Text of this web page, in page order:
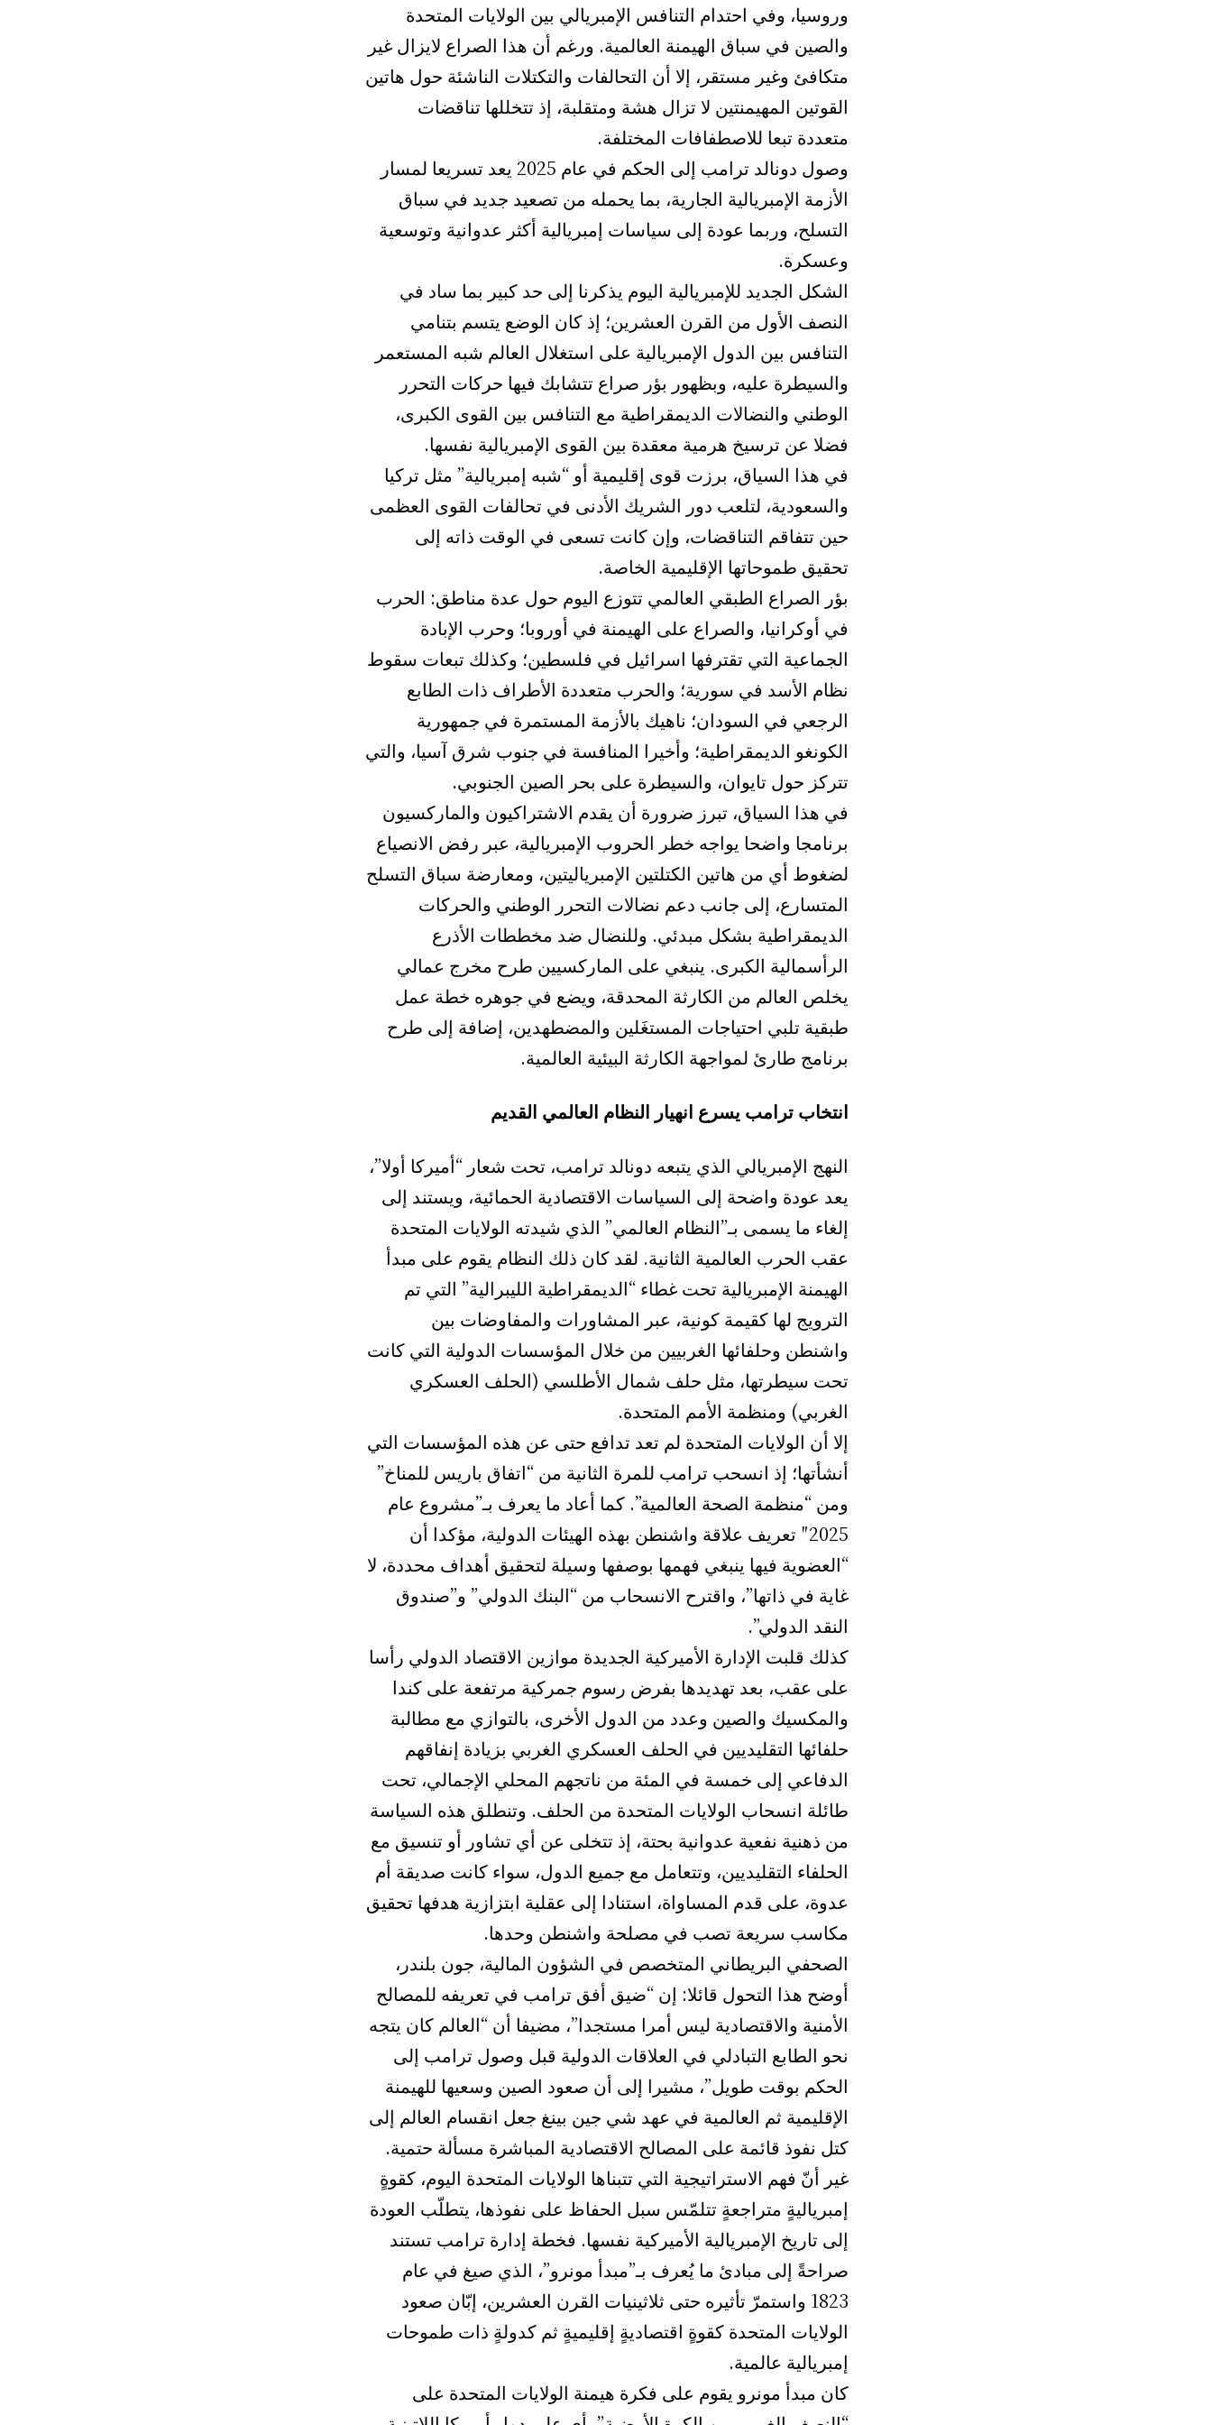
وروسيا، وفي احتدام التنافس الإمبريالي بين الولايات المتحدة
والصين في سباق الهيمنة العالمية. ورغم أن هذا الصراع لايزال غير
متكافئ وغير مستقر، إلا أن التحالفات والتكتلات الناشئة حول هاتين
القوتين المهيمنتين لا تزال هشة ومتقلبة، إذ تتخللها تناقضات
متعددة تبعا للاصطفافات المختلفة.
وصول دونالد ترامب إلى الحكم في عام 2025 يعد تسريعا لمسار
الأزمة الإمبريالية الجارية، بما يحمله من تصعيد جديد في سباق
التسلح، وربما عودة إلى سياسات إمبريالية أكثر عدوانية وتوسعية
وعسكرة.
الشكل الجديد للإمبريالية اليوم يذكرنا إلى حد كبير بما ساد في
النصف الأول من القرن العشرين؛ إذ كان الوضع يتسم بتنامي
التنافس بين الدول الإمبريالية على استغلال العالم شبه المستعمر
والسيطرة عليه، وبظهور بؤر صراع تتشابك فيها حركات التحرر
الوطني والنضالات الديمقراطية مع التنافس بين القوى الكبرى،
فضلا عن ترسيخ هرمية معقدة بين القوى الإمبريالية نفسها.
في هذا السياق، برزت قوى إقليمية أو “شبه إمبريالية” مثل تركيا
والسعودية، لتلعب دور الشريك الأدنى في تحالفات القوى العظمى
حين تتفاقم التناقضات، وإن كانت تسعى في الوقت ذاته إلى
تحقيق طموحاتها الإقليمية الخاصة.
بؤر الصراع الطبقي العالمي تتوزع اليوم حول عدة مناطق: الحرب
في أوكرانيا، والصراع على الهيمنة في أوروبا؛ وحرب الإبادة
الجماعية التي تقترفها اسرائيل في فلسطين؛ وكذلك تبعات سقوط
نظام الأسد في سورية؛ والحرب متعددة الأطراف ذات الطابع
الرجعي في السودان؛ ناهيك بالأزمة المستمرة في جمهورية
الكونغو الديمقراطية؛ وأخيرا المنافسة في جنوب شرق آسيا، والتي
تتركز حول تايوان، والسيطرة على بحر الصين الجنوبي.
في هذا السياق، تبرز ضرورة أن يقدم الاشتراكيون والماركسيون
برنامجا واضحا يواجه خطر الحروب الإمبريالية، عبر رفض الانصياع
لضغوط أي من هاتين الكتلتين الإمبرياليتين، ومعارضة سباق التسلح
المتسارع، إلى جانب دعم نضالات التحرر الوطني والحركات
الديمقراطية بشكل مبدئي. وللنضال ضد مخططات الأذرع
الرأسمالية الكبرى. ينبغي على الماركسيين طرح مخرج عمالي
يخلص العالم من الكارثة المحدقة، ويضع في جوهره خطة عمل
طبقية تلبي احتياجات المستغَلين والمضطهدين، إضافة إلى طرح
برنامج طارئ لمواجهة الكارثة البيئية العالمية.
انتخاب ترامب يسرع انهيار النظام العالمي القديم
النهج الإمبريالي الذي يتبعه دونالد ترامب، تحت شعار “أميركا أولا”،
يعد عودة واضحة إلى السياسات الاقتصادية الحمائية، ويستند إلى
إلغاء ما يسمى بـ”النظام العالمي” الذي شيدته الولايات المتحدة
عقب الحرب العالمية الثانية. لقد كان ذلك النظام يقوم على مبدأ
الهيمنة الإمبريالية تحت غطاء “الديمقراطية الليبرالية” التي تم
الترويج لها كقيمة كونية، عبر المشاورات والمفاوضات بين
واشنطن وحلفائها الغربيين من خلال المؤسسات الدولية التي كانت
تحت سيطرتها، مثل حلف شمال الأطلسي (الحلف العسكري
الغربي) ومنظمة الأمم المتحدة.
إلا أن الولايات المتحدة لم تعد تدافع حتى عن هذه المؤسسات التي
أنشأتها؛ إذ انسحب ترامب للمرة الثانية من “اتفاق باريس للمناخ”
ومن “منظمة الصحة العالمية”. كما أعاد ما يعرف بـ”مشروع عام
2025″ تعريف علاقة واشنطن بهذه الهيئات الدولية، مؤكدا أن
“العضوية فيها ينبغي فهمها بوصفها وسيلة لتحقيق أهداف محددة، لا
غاية في ذاتها”، واقترح الانسحاب من “البنك الدولي” و”صندوق
النقد الدولي”.
كذلك قلبت الإدارة الأميركية الجديدة موازين الاقتصاد الدولي رأسا
على عقب، بعد تهديدها بفرض رسوم جمركية مرتفعة على كندا
والمكسيك والصين وعدد من الدول الأخرى، بالتوازي مع مطالبة
حلفائها التقليديين في الحلف العسكري الغربي بزيادة إنفاقهم
الدفاعي إلى خمسة في المئة من ناتجهم المحلي الإجمالي، تحت
طائلة انسحاب الولايات المتحدة من الحلف. وتنطلق هذه السياسة
من ذهنية نفعية عدوانية بحتة، إذ تتخلى عن أي تشاور أو تنسيق مع
الحلفاء التقليديين، وتتعامل مع جميع الدول، سواء كانت صديقة أم
عدوة، على قدم المساواة، استنادا إلى عقلية ابتزازية هدفها تحقيق
مكاسب سريعة تصب في مصلحة واشنطن وحدها.
الصحفي البريطاني المتخصص في الشؤون المالية، جون بلندر،
أوضح هذا التحول قائلا: إن “ضيق أفق ترامب في تعريفه للمصالح
الأمنية والاقتصادية ليس أمرا مستجدا”، مضيفا أن “العالم كان يتجه
نحو الطابع التبادلي في العلاقات الدولية قبل وصول ترامب إلى
الحكم بوقت طويل”، مشيرا إلى أن صعود الصين وسعيها للهيمنة
الإقليمية ثم العالمية في عهد شي جين بينغ جعل انقسام العالم إلى
كتل نفوذ قائمة على المصالح الاقتصادية المباشرة مسألة حتمية.
غير أنّ فهم الاستراتيجية التي تتبناها الولايات المتحدة اليوم، كقوةٍ
إمبرياليةٍ متراجعةٍ تتلمّس سبل الحفاظ على نفوذها، يتطلّب العودة
إلى تاريخ الإمبريالية الأميركية نفسها. فخطة إدارة ترامب تستند
صراحةً إلى مبادئ ما يُعرف بـ”مبدأ مونرو”، الذي صيغ في عام
1823 واستمرّ تأثيره حتى ثلاثينيات القرن العشرين، إبّان صعود
الولايات المتحدة كقوةٍ اقتصاديةٍ إقليميةٍ ثم كدولةٍ ذات طموحات
إمبريالية عالمية.
كان مبدأ مونرو يقوم على فكرة هيمنة الولايات المتحدة على